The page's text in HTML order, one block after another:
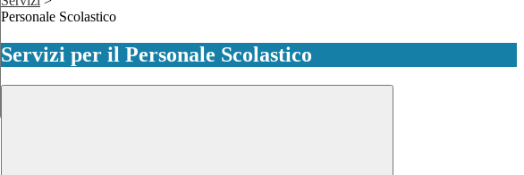
Personale Scolastico
Servizi per il Personale Scolastico